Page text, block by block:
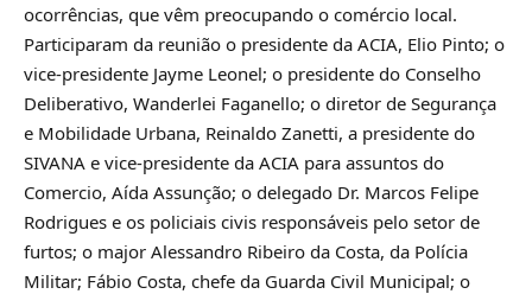
ocorrências, que vêm preocupando o comércio local.
Participaram da reunião o presidente da ACIA, Elio Pinto; o
vice-presidente Jayme Leonel; o presidente do Conselho
Deliberativo, Wanderlei Faganello; o diretor de Segurança
e Mobilidade Urbana, Reinaldo Zanetti, a presidente do
SIVANA e vice-presidente da ACIA para assuntos do
Comercio, Aída Assunção; o delegado Dr. Marcos Felipe
Rodrigues e os policiais civis responsáveis pelo setor de
furtos; o major Alessandro Ribeiro da Costa, da Polícia
Militar; Fábio Costa, chefe da Guarda Civil Municipal; o